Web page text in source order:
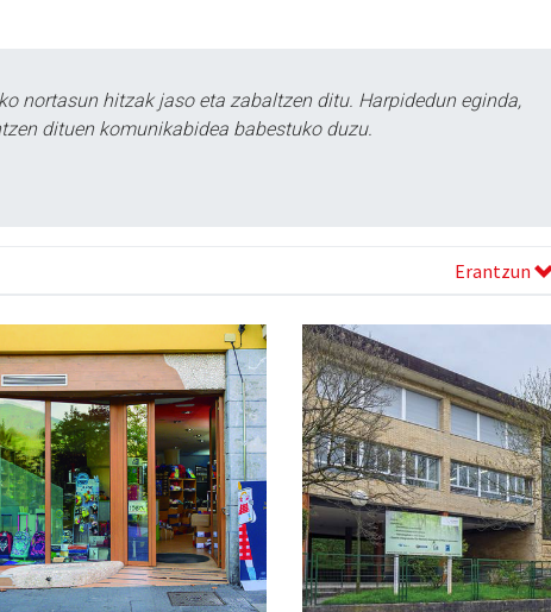
nortasun hitzak jaso eta zabaltzen ditu. Harpidedun eginda,
dituen komunikabidea babestuko duzu.
Erantzun